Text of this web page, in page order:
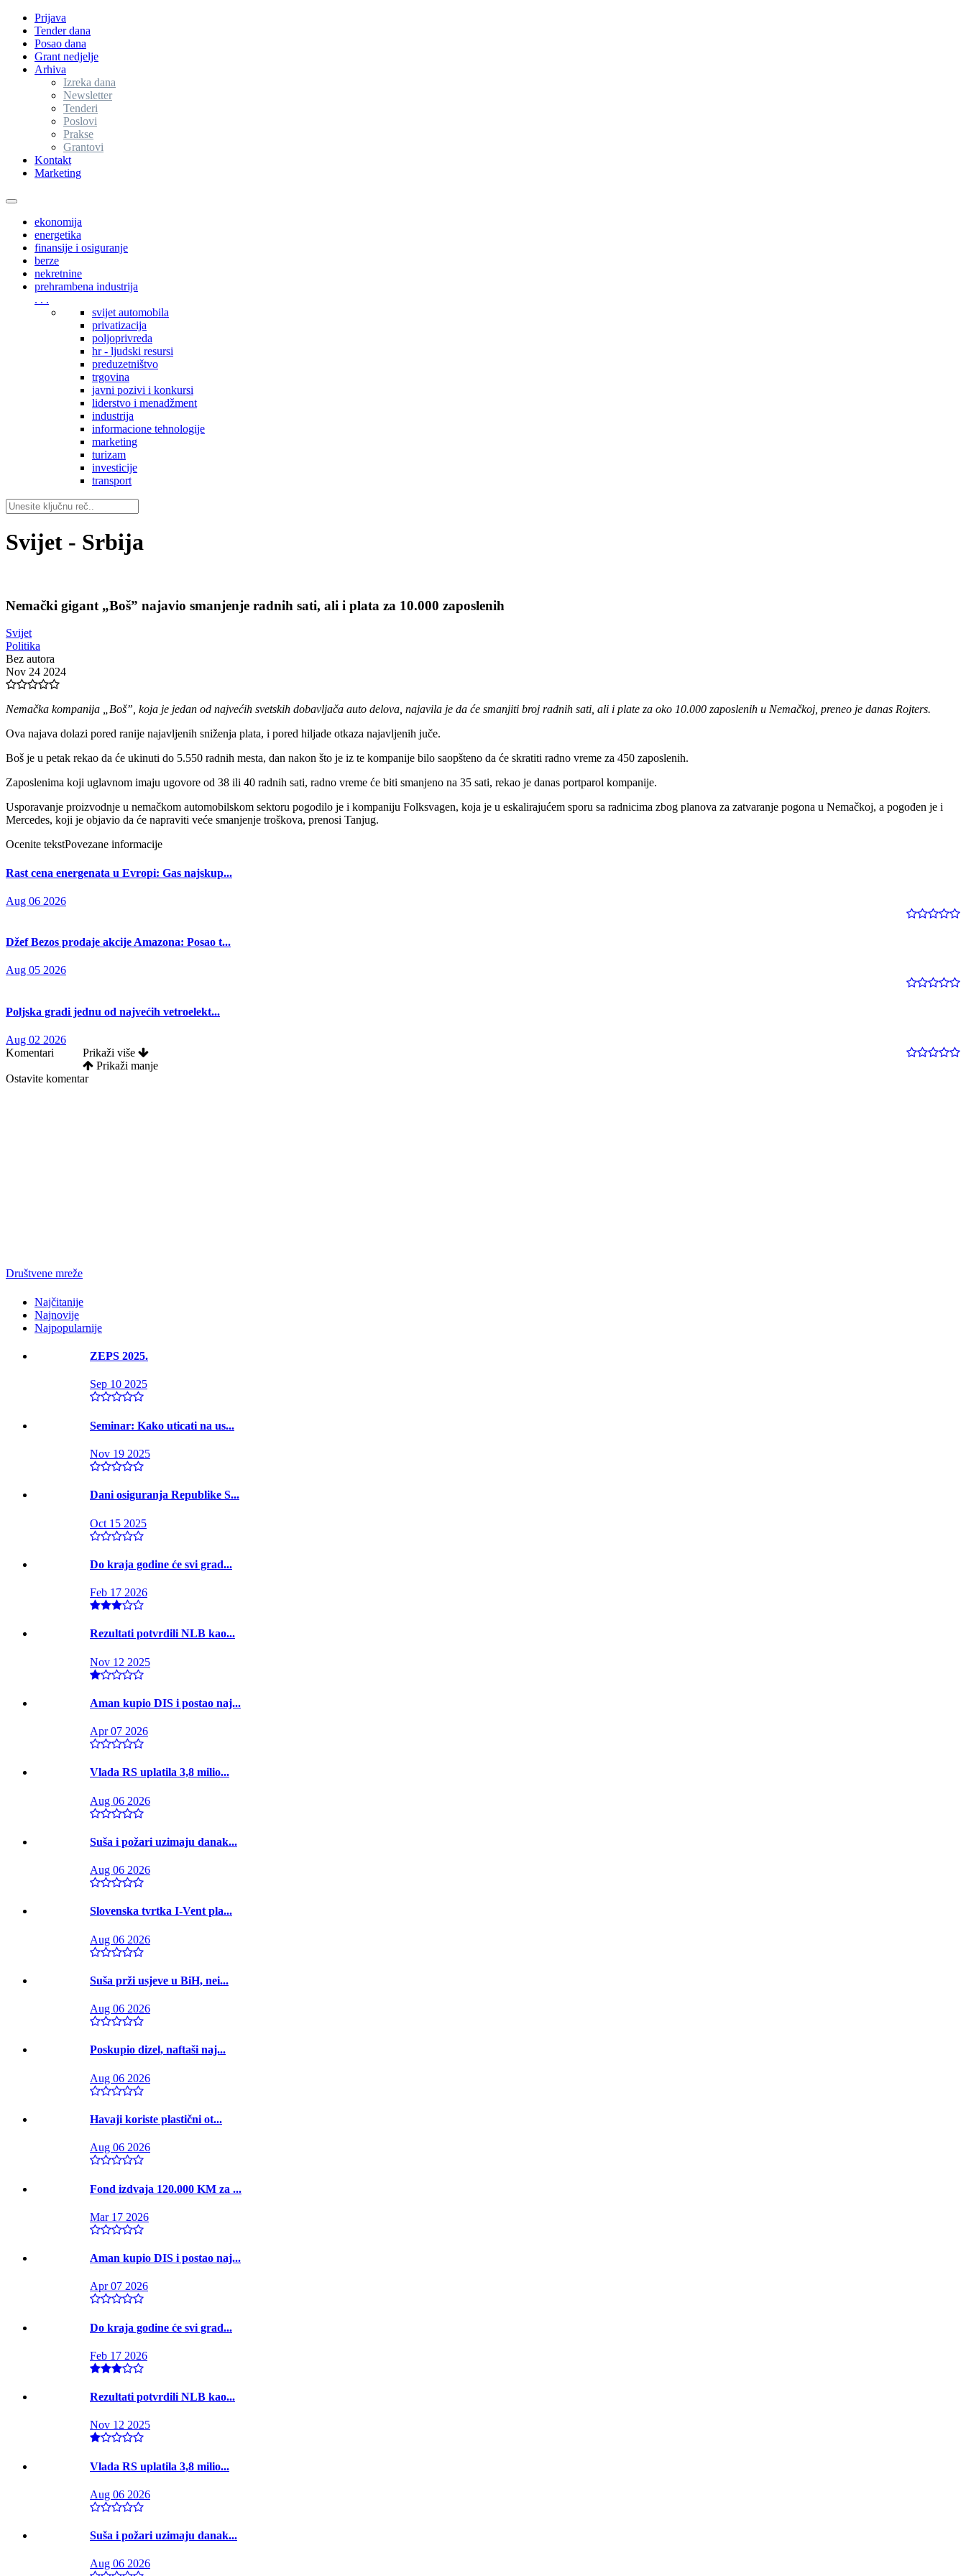
Prijava
Tender dana
Posao dana
Grant nedjelje
Arhiva
Izreka dana
Newsletter
Tenderi
Poslovi
Prakse
Grantovi
Kontakt
Marketing
Toggle
navigationekonomija
energetika
finansije i osiguranje
berze
nekretnine
prehrambena industrija
. . .
svijet automobila
privatizacija
poljoprivreda
hr - ljudski resursi
preduzetništvo
trgovina
javni pozivi i konkursi
liderstvo i menadžment
industrija
informacione tehnologije
marketing
turizam
investicije
transport
Svijet - Srbija
Nemački gigant „Boš” najavio smanjenje radnih sati, ali i plata za 10.000 zaposlenih
Svijet
Politika
Bez autora
Nov 24 2024
Nemačka kompanija „Boš”, koja je jedan od najvećih svetskih dobavljača auto delova, najavila je da će smanjiti broj radnih sati, ali i plate za oko 10.000 zaposlenih u Nemačkoj, preneo je danas Rojters.
Ova najava dolazi pored ranije najavljenih sniženja plata, i pored hiljade otkaza najavljenih juče.
Boš je u petak rekao da će ukinuti do 5.550 radnih mesta, dan nakon što je iz te kompanije bilo saopšteno da će skratiti radno vreme za 450 zaposlenih.
Zaposlenima koji uglavnom imaju ugovore od 38 ili 40 radnih sati, radno vreme će biti smanjeno na 35 sati, rekao je danas portparol kompanije.
Usporavanje proizvodnje u nemačkom automobilskom sektoru pogodilo je i kompaniju Folksvagen, koja je u eskalirajućem sporu sa radnicima zbog planova za zatvaranje pogona u Nemačkoj, a pogođen je i
Mercedes, koji je objavio da će napraviti veće smanjenje troškova, prenosi Tanjug.
Ocenite tekstPovezane informacije
Rast cena energenata u Evropi: Gas najskup...
Aug 06 2026
Džef Bezos prodaje akcije Amazona: Posao t...
Aug 05 2026
Poljska gradi jednu od najvećih vetroelekt...
Aug 02 2026
Komentari
Prikaži više
Prikaži manje
Ostavite komentar
Društvene mreže
Najčitanije
Najnovije
Najpopularnije
ZEPS 2025.
Sep 10 2025
Seminar: Kako uticati na us...
Nov 19 2025
Dani osiguranja Republike S...
Oct 15 2025
Do kraja godine će svi grad...
Feb 17 2026
Rezultati potvrdili NLB kao...
Nov 12 2025
Aman kupio DIS i postao naj...
Apr 07 2026
Vlada RS uplatila 3,8 milio...
Aug 06 2026
Suša i požari uzimaju danak...
Aug 06 2026
Slovenska tvrtka I-Vent pla...
Aug 06 2026
Suša prži usjeve u BiH, nei...
Aug 06 2026
Poskupio dizel, naftaši naj...
Aug 06 2026
Havaji koriste plastični ot...
Aug 06 2026
Fond izdvaja 120.000 KM za ...
Mar 17 2026
Aman kupio DIS i postao naj...
Apr 07 2026
Do kraja godine će svi grad...
Feb 17 2026
Rezultati potvrdili NLB kao...
Nov 12 2025
Vlada RS uplatila 3,8 milio...
Aug 06 2026
Suša i požari uzimaju danak...
Aug 06 2026